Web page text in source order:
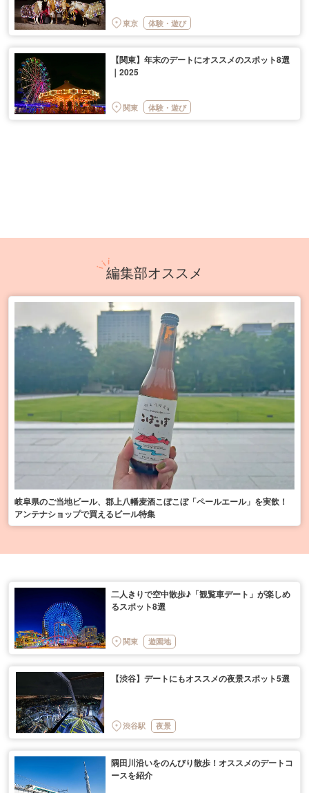
東京 体験・遊び
【関東】年末のデートにオススメのスポット8選
｜2025
関東 体験・遊び
編集部オススメ
岐阜県のご当地ビール、郡上八幡麦酒こぼこぼ「ペールエール」を実飲！
アンテナショップで買えるビール特集
二人きりで空中散歩♪「観覧車デート」が楽しめ
るスポット8選
関東 遊園地
【渋谷】デートにもオススメの夜景スポット5選
渋谷駅 夜景
隅田川沿いをのんびり散歩！オススメのデートコ
ースを紹介